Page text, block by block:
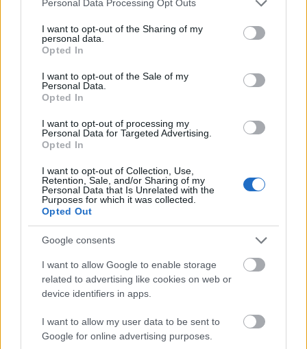
not limited to your visit or usage behaviour. You may click to
grant or deny consent to Google and its third-party tags to
use your data for below specified purposes in below Google
consent section.
Personal Data Processing Opt Outs
I want to opt-out of the Sharing of my
personal data.
Opted In
I want to opt-out of the Sale of my
Personal Data.
Opted In
I want to opt-out of processing my
Personal Data for Targeted Advertising.
Opted In
I want to opt-out of Collection, Use,
Retention, Sale, and/or Sharing of my
Personal Data that Is Unrelated with the
Purposes for which it was collected.
Opted Out
Google consents
I want to allow Google to enable storage
related to advertising like cookies on web or
device identifiers in apps.
I want to allow my user data to be sent to
Google for online advertising purposes.
miután jól megmondtuk a tutit és kiengedtük a gőzt,
azok, akik még sosem hallottak rólunk, elolvassák
vagy türhőnek fognak tartani. Még egy indok, hogy
ne nyomják meg a play-t. Ha tényleg nem szar, amit
csinálunk, a kommentelők, a
megvédeni minket. Van ennél szívmelengetőbb?
Én tisztelettel megkérdezem, hogy ha senki nem
mondhatja el a véleményét, akkor hogyan derül ki,
hogy jó-e valamelyest, amit csinálok vagy nem? De
lássuk a másik Nagy Ellenséget.
A Kritika
szerintük melyik esetben kattintanak többen a
beágyazott lejátszójobbra mutató háromszög
(►) gombjára?
a) "A hangszeres tudás több mint megfelelő.
Egy-két gyengébb dalt leszámítva egységes a